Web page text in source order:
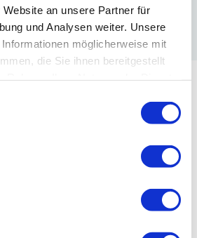
an unsere Partner für
und Analysen weiter. Unsere
möglicherweise mit
die Sie ihnen bereitgestellt
zu einem guten Zauberer für Sie